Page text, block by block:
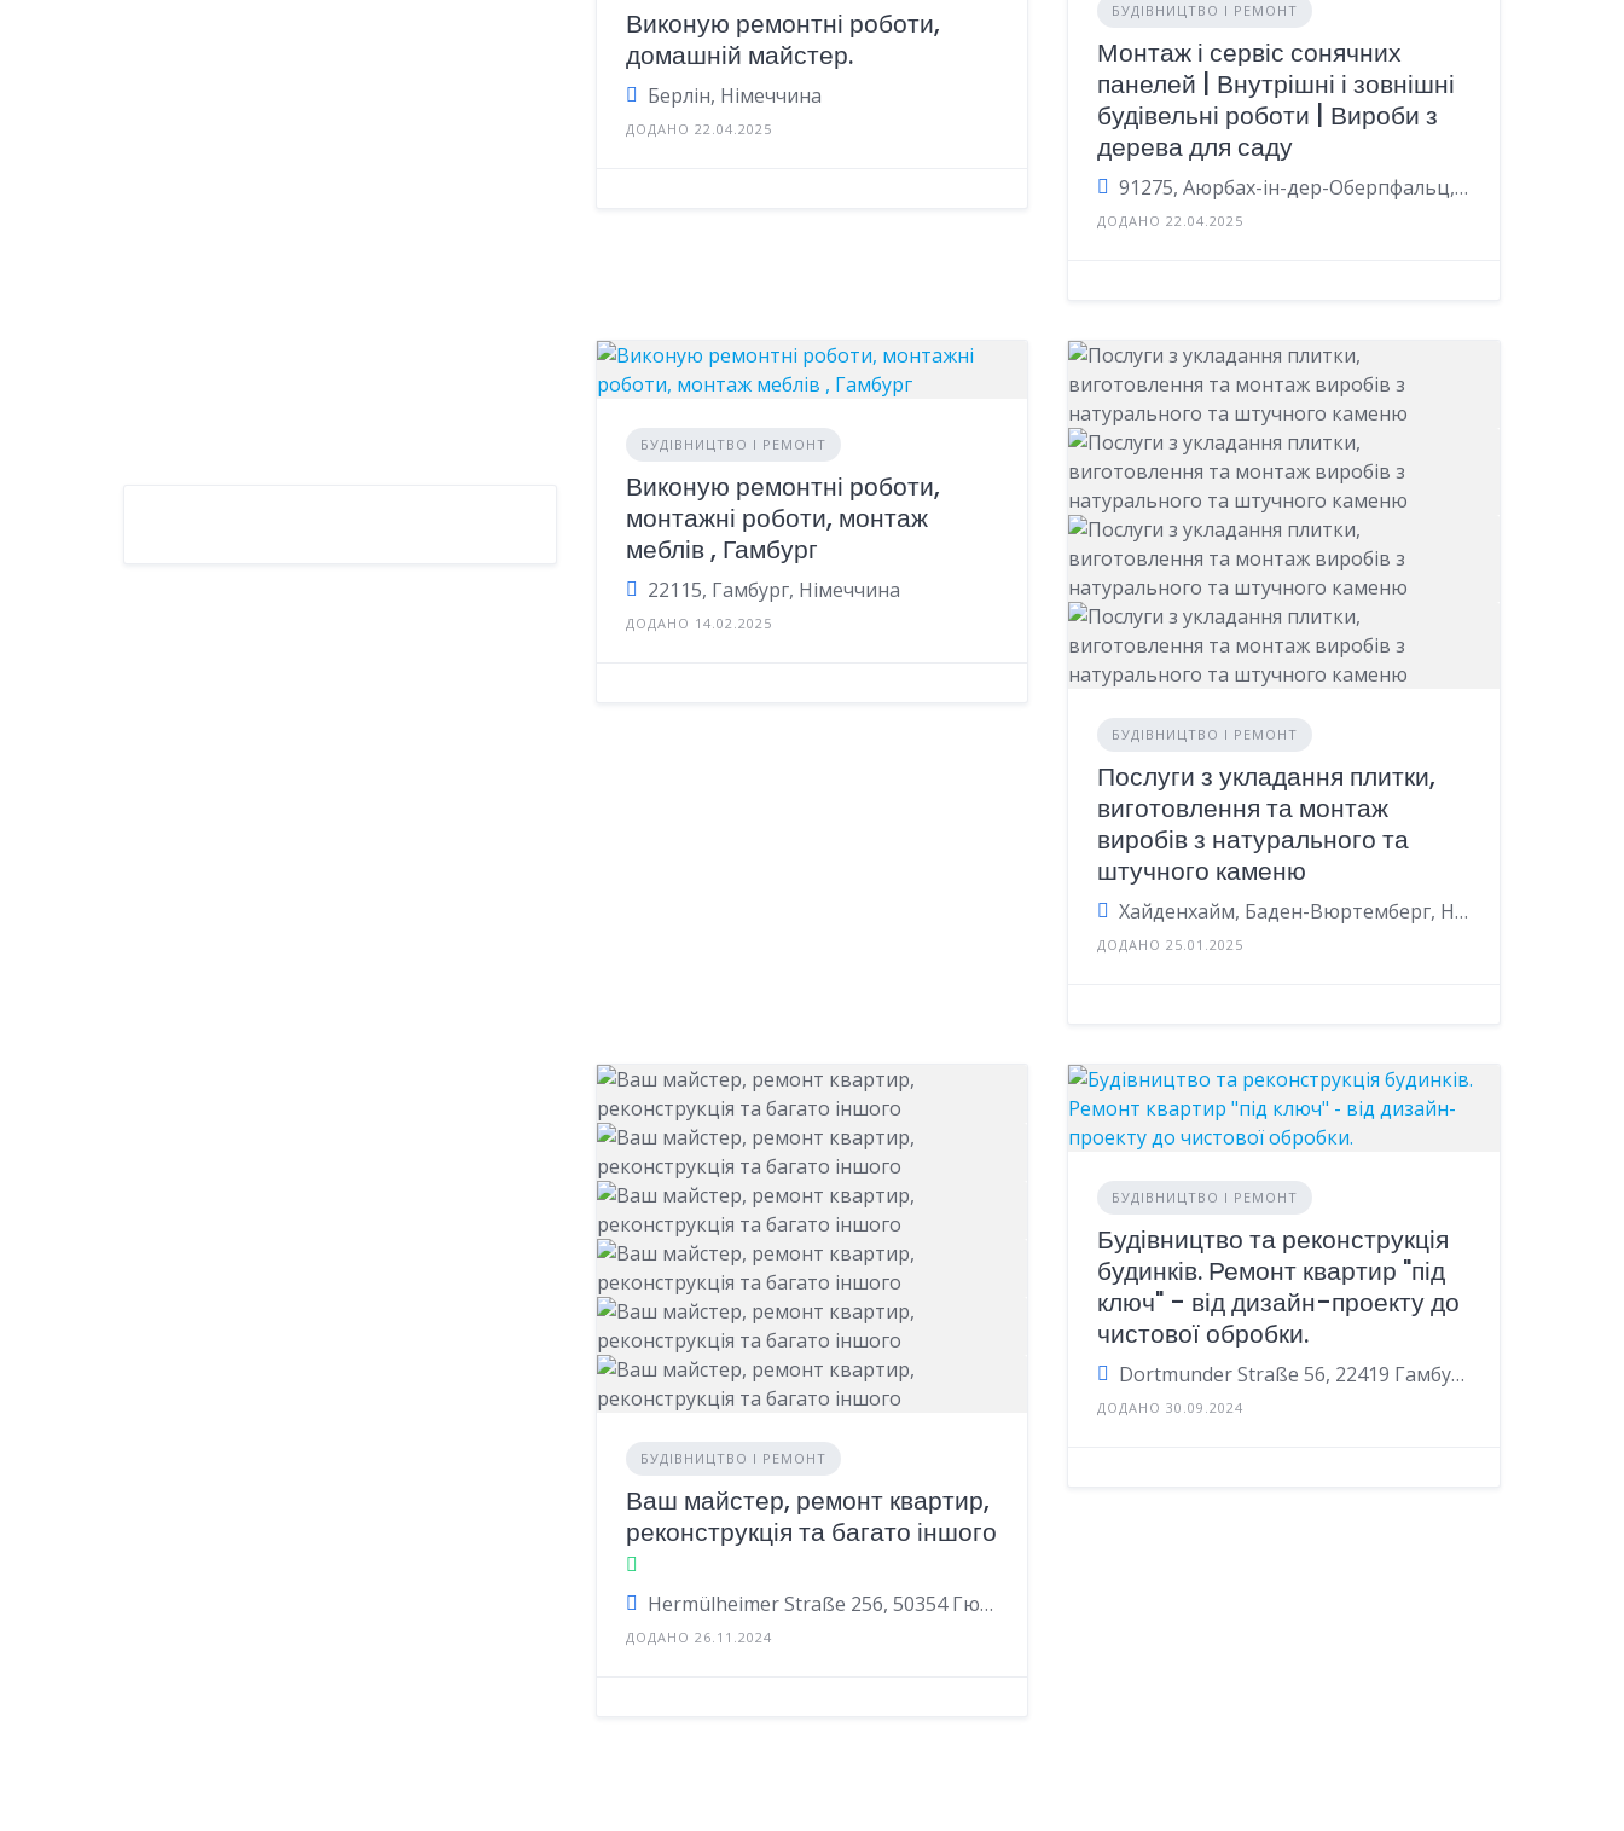
Виконую ремонтні роботи,
домашній майстер.
Берлін, Німеччина
ДОДАНО 22.04.2025
БУДІВНИЦТВО І РЕМОНТ
Монтаж і сервіс сонячних
панелей | Внутрішні і зовнішні
будівельні роботи | Вироби з
дерева для саду
91275, Аюрбах-ін-дер-Оберпфальц, Баварія, Німеччина
ДОДАНО 22.04.2025
БУДІВНИЦТВО І РЕМОНТ
Виконую ремонтні роботи,
монтажні роботи, монтаж
меблів , Гамбург
22115, Гамбург, Німеччина
ДОДАНО 14.02.2025
БУДІВНИЦТВО І РЕМОНТ
Послуги з укладання плитки,
виготовлення та монтаж
виробів з натурального та
штучного каменю
Хайденхайм, Баден-Вюртемберг, Німеччина
ДОДАНО 25.01.2025
БУДІВНИЦТВО І РЕМОНТ
Ваш майстер, ремонт квартир,
реконструкція та багато іншого
Hermülheimer Straße 256, 50354 Гюрт, Німеччина
ДОДАНО 26.11.2024
БУДІВНИЦТВО І РЕМОНТ
Будівництво та реконструкція
будинків. Ремонт квартир "під
ключ" - від дизайн-проекту до
чистової обробки.
Dortmunder Straße 56, 22419 Гамбург, Німеччина
ДОДАНО 30.09.2024